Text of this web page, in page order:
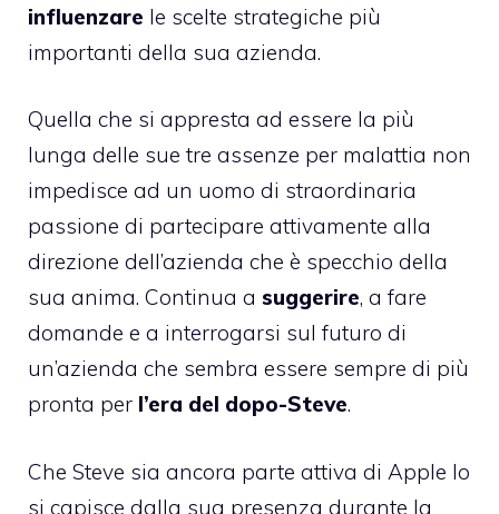
influenzare le scelte strategiche più
importanti della sua azienda.
Quella che si appresta ad essere la più
lunga delle sue tre assenze per malattia non
impedisce ad un uomo di straordinaria
passione di partecipare attivamente alla
direzione dell’azienda che è specchio della
sua anima. Continua a suggerire, a fare
domande e a interrogarsi sul futuro di
un’azienda che sembra essere sempre di più
pronta per l’era del dopo-Steve.
Che Steve sia ancora parte attiva di Apple lo
si capisce dalla sua presenza durante la